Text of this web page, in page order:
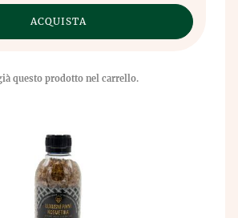
questo prodotto nel carrello.